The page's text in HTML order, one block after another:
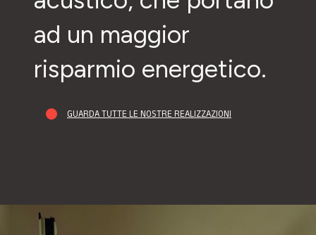
ad un maggior
risparmio energetico.
GUARDA TUTTE LE NOSTRE REALIZZAZIONI